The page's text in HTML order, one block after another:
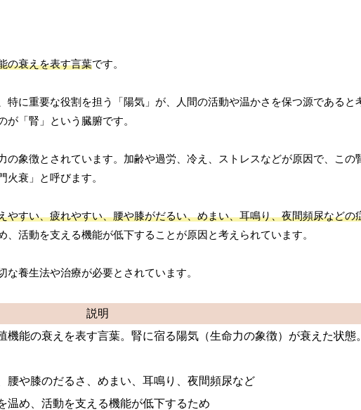
の衰えを表す言葉です。
に重要な役割を担う「陽気」が、人間の活動や温かさを保つ源であると
「腎」という臓腑です。
の象徴とされています。加齢や過労、冷え、ストレスなどが原因で、この
衰」と呼びます。
やすい、疲れやすい、腰や膝がだるい、めまい、耳鳴り、夜間頻尿などの
活動を支える機能が低下することが原因と考えられています。
な養生法や治療が必要とされています。
説明
能の衰えを表す言葉。腎に宿る陽気（生命力の象徴）が衰えた状態。
腰や膝のだるさ、めまい、耳鳴り、夜間頻尿など
温め、活動を支える機能が低下するため